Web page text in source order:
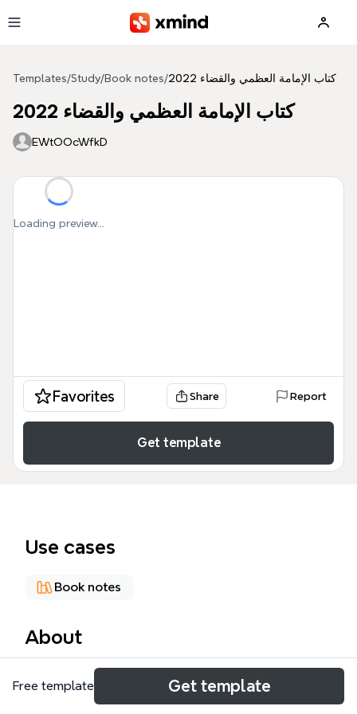
Templates/Study/Book notes/ كتاب الإمامة العظمي والقضاء 2022
كتاب الإمامة العظمي والقضاء 2022
EWtOOcWfkD
Loading preview...
Favorites Share Report
Get template
Use cases
Book notes
About
شاملاً يتناول الفقه السياسي الإسلامي، حيث يغطي 20
Free template Get template